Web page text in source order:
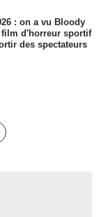
: on a vu Bloody
film d'horreur sportif
des spectateurs